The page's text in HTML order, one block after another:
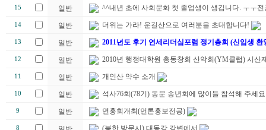
15 일반 ^^내년 초에 사회문화 첫 졸업생이 생깁니다. ㅜㅜ
14 일반 더위는 가라! 운길산으로 여러분을 초대합니다!
13 일반 2011년도 후기 연세리더십포럼 정기총회 (신입생
12 일반 2010년 행정대학원 총동창회 산악회(YM클럽) 시산
11 일반 개인산 약수 소개
10 일반 석사76회(78기) 동문 송년회에 많이들 참석해 주세요
9 일반 연홍회개최(언론홍보전공)
8 (북한 방문시) 대동강 강변에서